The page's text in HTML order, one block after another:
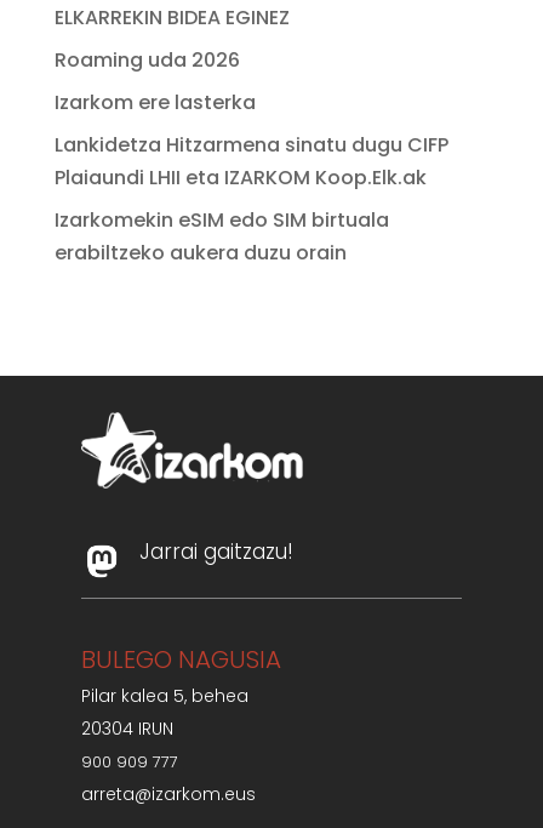
ELKARREKIN BIDEA EGINEZ
Roaming uda 2026
Izarkom ere lasterka
Lankidetza Hitzarmena sinatu dugu CIFP
Plaiaundi LHII eta IZARKOM Koop.Elk.ak
Izarkomekin eSIM edo SIM birtuala
erabiltzeko aukera duzu orain
Jarrai gaitzazu!
BULEGO NAGUSIA
Pilar kalea 5, behea
20304 IRUN
900 909 777
arreta@izarkom.eus